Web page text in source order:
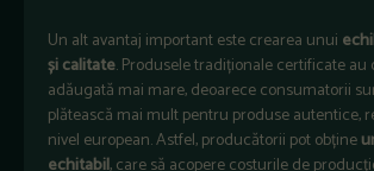
Un alt avantaj important este crearea unui
și calitate. Produsele tradiționale certificate au
adăugată mai mare, deoarece consumatorii
plătească mai mult pentru produse autentice,
nivel european. Astfel, producătorii pot obține